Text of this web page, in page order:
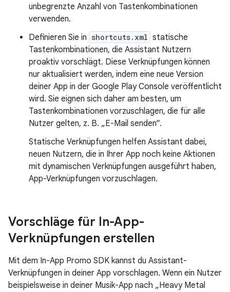
unbegrenzte Anzahl von Tastenkombinationen
verwenden.
Definieren Sie in shortcuts.xml statische
Tastenkombinationen, die Assistant Nutzern
proaktiv vorschlägt. Diese Verknüpfungen können
nur aktualisiert werden, indem eine neue Version
deiner App in der Google Play Console veröffentlicht
wird. Sie eignen sich daher am besten, um
Tastenkombinationen vorzuschlagen, die für alle
Nutzer gelten, z. B. „E-Mail senden“.
Statische Verknüpfungen helfen Assistant dabei,
neuen Nutzern, die in Ihrer App noch keine Aktionen
mit dynamischen Verknüpfungen ausgeführt haben,
App-Verknüpfungen vorzuschlagen.
Vorschläge für In-App-
Verknüpfungen erstellen
Mit dem In-App Promo SDK kannst du Assistant-
Verknüpfungen in deiner App vorschlagen. Wenn ein Nutzer
beispielsweise in deiner Musik-App nach „Heavy Metal